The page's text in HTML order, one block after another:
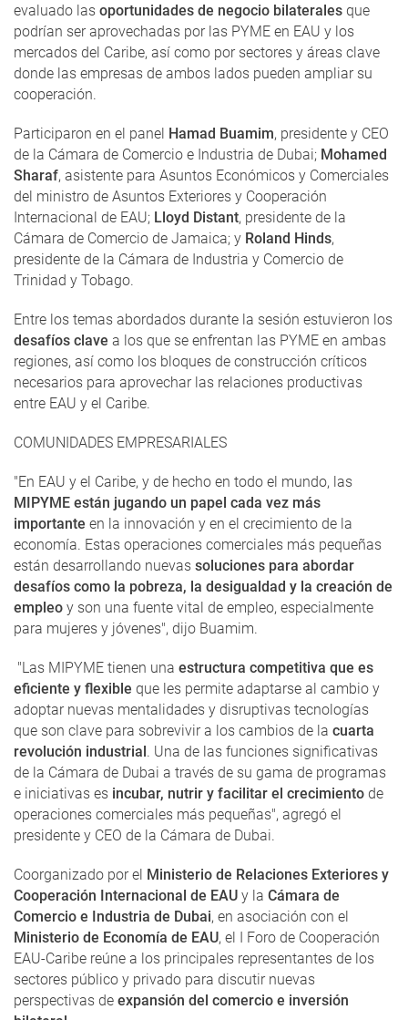
evaluado las oportunidades de negocio bilaterales que
podrían ser aprovechadas por las PYME en EAU y los
mercados del Caribe, así como por sectores y áreas clave
donde las empresas de ambos lados pueden ampliar su
cooperación.
Participaron en el panel Hamad Buamim, presidente y CEO
de la Cámara de Comercio e Industria de Dubai; Mohamed
Sharaf, asistente para Asuntos Económicos y Comerciales
del ministro de Asuntos Exteriores y Cooperación
Internacional de EAU; Lloyd Distant, presidente de la
Cámara de Comercio de Jamaica; y Roland Hinds,
presidente de la Cámara de Industria y Comercio de
Trinidad y Tobago.
Entre los temas abordados durante la sesión estuvieron los
desafíos clave a los que se enfrentan las PYME en ambas
regiones, así como los bloques de construcción críticos
necesarios para aprovechar las relaciones productivas
entre EAU y el Caribe.
COMUNIDADES EMPRESARIALES
"En EAU y el Caribe, y de hecho en todo el mundo, las
MIPYME están jugando un papel cada vez más
importante en la innovación y en el crecimiento de la
economía. Estas operaciones comerciales más pequeñas
están desarrollando nuevas soluciones para abordar
desafíos como la pobreza, la desigualdad y la creación de
empleo y son una fuente vital de empleo, especialmente
para mujeres y jóvenes", dijo Buamim.
"Las MIPYME tienen una estructura competitiva que es
eficiente y flexible que les permite adaptarse al cambio y
adoptar nuevas mentalidades y disruptivas tecnologías
que son clave para sobrevivir a los cambios de la cuarta
revolución industrial. Una de las funciones significativas
de la Cámara de Dubai a través de su gama de programas
e iniciativas es incubar, nutrir y facilitar el crecimiento de
operaciones comerciales más pequeñas", agregó el
presidente y CEO de la Cámara de Dubai.
Coorganizado por el Ministerio de Relaciones Exteriores y
Cooperación Internacional de EAU y la Cámara de
Comercio e Industria de Dubai, en asociación con el
Ministerio de Economía de EAU, el I Foro de Cooperación
EAU-Caribe reúne a los principales representantes ​​de los
sectores público y privado para discutir nuevas
perspectivas de expansión del comercio e inversión